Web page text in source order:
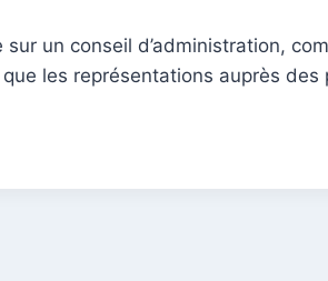
un conseil d’administration,
les représentations auprès